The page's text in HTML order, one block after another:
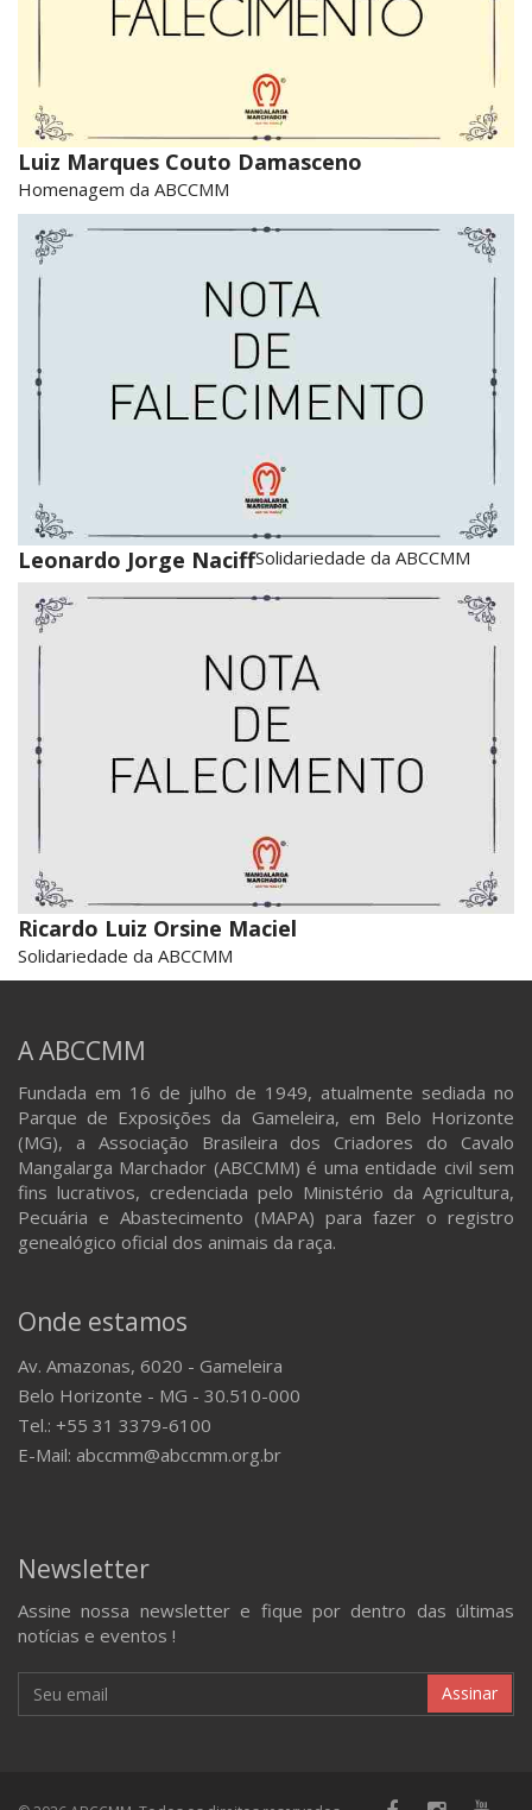
Luiz Marques Couto Damasceno
Homenagem da ABCCMM
Leonardo Jorge NaciffSolidariedade da ABCCMM
Ricardo Luiz Orsine Maciel
Solidariedade da ABCCMM
A ABCCMM
Fundada em 16 de julho de 1949, atualmente sediada no
Parque de Exposições da Gameleira, em Belo Horizonte
(MG), a Associação Brasileira dos Criadores do Cavalo
Mangalarga Marchador (ABCCMM) é uma entidade civil sem
fins lucrativos, credenciada pelo Ministério da Agricultura,
Pecuária e Abastecimento (MAPA) para fazer o registro
genealógico oficial dos animais da raça.
Onde estamos
Av. Amazonas, 6020 - Gameleira
Belo Horizonte - MG - 30.510-000
Tel.: +55 31 3379-6100
E-Mail: abccmm@abccmm.org.br
Newsletter
Assine nossa newsletter e fique por dentro das últimas
notícias e eventos !
Assinar